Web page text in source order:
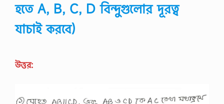
হতে A, B, C, D বিন্দুগুলোর দূরত্ব
যাচাই করবে)
উত্তর: